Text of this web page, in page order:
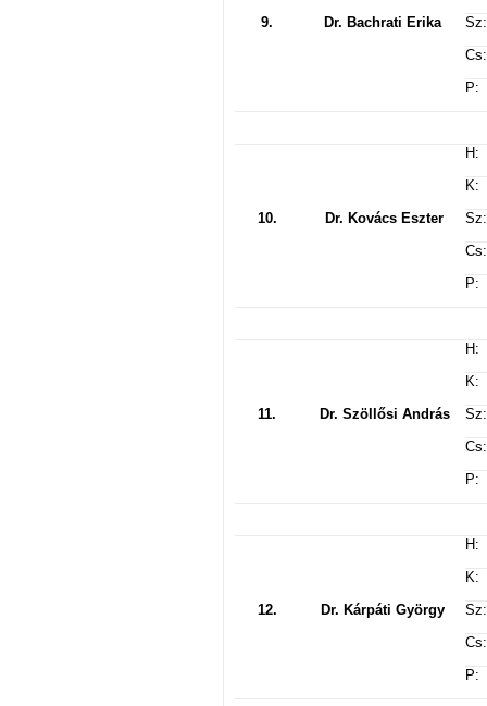
9. Dr. Bachrati Erika
Sz:
Cs:
P:
10. Dr. Kovács Eszter
H:
K:
Sz:
Cs:
P:
11. Dr. Szöllősi András
H:
K:
Sz:
Cs:
P:
12. Dr. Kárpáti György
H:
K:
Sz:
Cs:
P: